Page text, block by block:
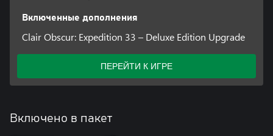
Включенные дополнения
Clair Obscur: Expedition 33 – Deluxe Edition Upgrade
ПЕРЕЙТИ К ИГРЕ
Включено в пакет